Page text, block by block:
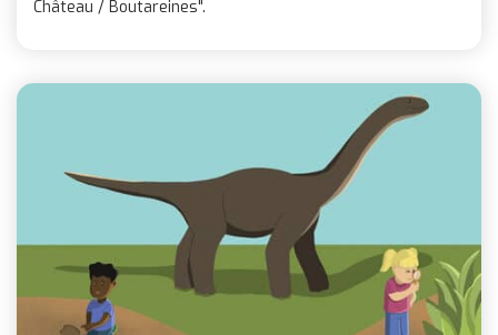
Château / Boutareines".